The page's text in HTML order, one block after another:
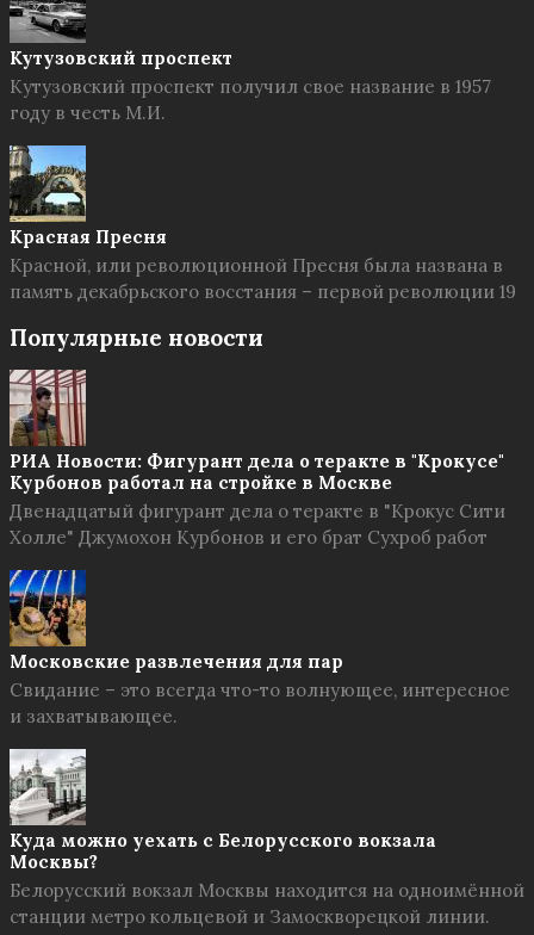
Кутузовский проспект
Кутузовский проспект получил свое название в 1957
году в честь М.И.
Красная Пресня
Красной, или революционной Пресня была названа в
память декабрьского восстания – первой революции 19
Популярные новости
РИА Новости: Фигурант дела о теракте в "Крокусе"
Курбонов работал на стройке в Москве
Двенадцатый фигурант дела о теракте в "Крокус Сити
Холле" Джумохон Курбонов и его брат Сухроб работ
Московские развлечения для пар
Свидание – это всегда что-то волнующее, интересное
и захватывающее.
Куда можно уехать с Белорусского вокзала
Москвы?
Белорусский вокзал Москвы находится на одноимённой
станции метро кольцевой и Замоскворецкой линии.